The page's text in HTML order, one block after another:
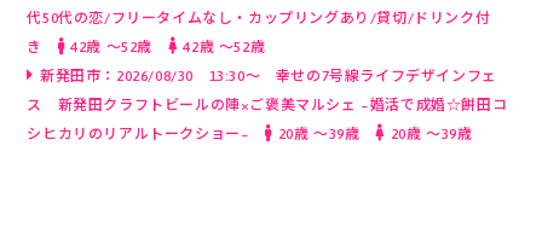
代50代の恋/フリータイムなし・カップリングあり/貸切/ドリンク付
き
42歳 〜52歳
42歳 〜52歳
新発田市：2026/08/30 13:30～ 幸せの7号線ライフデザインフェ
ス 新発田クラフトビールの陣×ご褒美マルシェ ~婚活で成婚☆餅田コ
シヒカリのリアルトークショー~
20歳 〜39歳 20歳 〜39歳